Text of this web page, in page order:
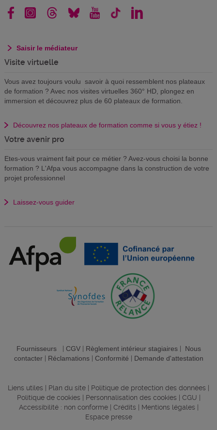
Saisir le médiateur
Visite virtuelle
Vous avez toujours voulu savoir à quoi ressemblent nos plateaux
de formation ? Avec nos visites virtuelles 360° HD, plongez en
immersion et découvrez plus de 60 plateaux de formation.
Découvrez nos plateaux de formation comme si vous y étiez !
Votre avenir pro
Etes-vous vraiment fait pour ce métier ? Avez-vous choisi la bonne
formation ? L'Afpa vous accompagne dans la construction de votre
projet professionnel
Laissez-vous guider
Fournisseurs| CGV| Règlement intérieur stagiaires| Nous
contacter| Réclamations| Conformité Demande d'attestation
Liens utiles Plan du site Politique de protection des données
Politique de cookies
Personnalisation des cookies CGU
Accessibilité : non conforme| Crédits Mentions légales
Espace presse